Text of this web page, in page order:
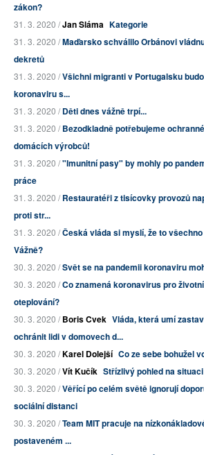
zákon?
31. 3. 2020 /Jan Sláma Kategorie
31. 3. 2020 /Maďarsko schválilo Orbánovi
dekretů
31. 3. 2020 /Všichni migranti v Portugalsku
koronaviru s...
31. 3. 2020 /Děti dnes vážně trpí...
31. 3. 2020 /Bezodkladně potřebujeme
domácích výrobců!
31. 3. 2020 /"Imunitní pasy" by mohly po
práce
31. 3. 2020 /Restauratéři z tisícovky provozů
proti str...
31. 3. 2020 /Česká vláda si myslí, že to
Vážně?
30. 3. 2020 /Svět se na pandemii koronaviru
30. 3. 2020 /Co znamená koronavirus pro
oteplování?
30. 3. 2020 /Boris Cvek Vláda, která umí
ochránit lidi v domovech d...
30. 3. 2020 /Karel Dolejší Co ze sebe bohužel
30. 3. 2020 /Vít Kučík Střízlivý pohled na
30. 3. 2020 /Věřící po celém světě ignorují
sociální distanci
30. 3. 2020 /Team MIT pracuje na
postaveném ...